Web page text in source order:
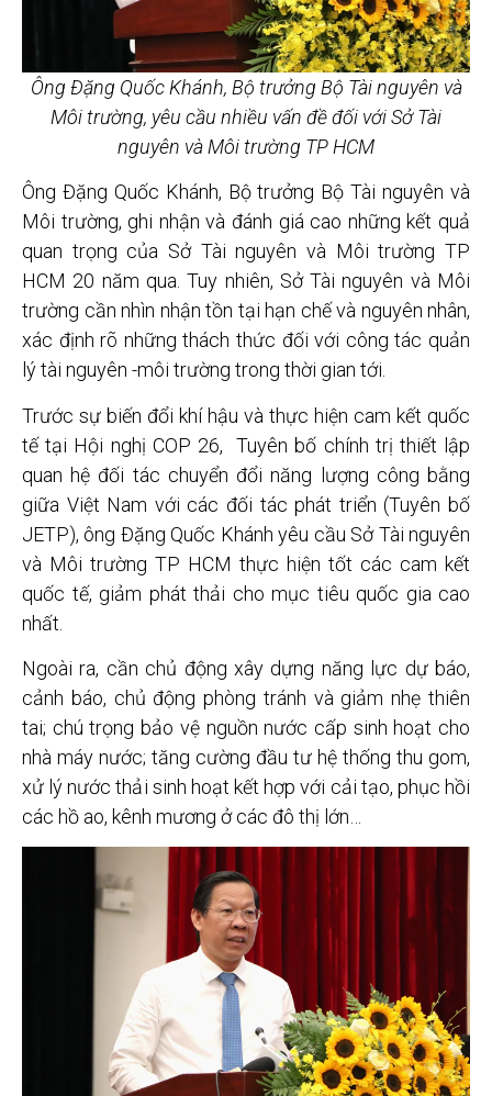
Ông Đặng Quốc Khánh, Bộ trưởng Bộ Tài nguyên và
Môi trường, yêu cầu nhiều vấn đề đối với Sở Tài
nguyên và Môi trường TP HCM
Ông Đặng Quốc Khánh, Bộ trưởng Bộ Tài nguyên và
Môi trường, ghi nhận và đánh giá cao những kết quả
quan trọng của Sở Tài nguyên và Môi trường TP
HCM 20 năm qua. Tuy nhiên, Sở Tài nguyên và Môi
trường cần nhìn nhận tồn tại hạn chế và nguyên nhân,
xác định rõ những thách thức đối với công tác quản
lý tài nguyên -môi trường trong thời gian tới.
Trước sự biến đổi khí hậu và thực hiện cam kết quốc
tế tại Hội nghị COP 26, Tuyên bố chính trị thiết lập
quan hệ đối tác chuyển đổi năng lượng công bằng
giữa Việt Nam với các đối tác phát triển (Tuyên bố
JETP), ông Đặng Quốc Khánh yêu cầu Sở Tài nguyên
và Môi trường TP HCM thực hiện tốt các cam kết
quốc tế, giảm phát thải cho mục tiêu quốc gia cao
nhất.
Ngoài ra, cần chủ động xây dựng năng lực dự báo,
cảnh báo, chủ động phòng tránh và giảm nhẹ thiên
tai; chú trọng bảo vệ nguồn nước cấp sinh hoạt cho
nhà máy nước; tăng cường đầu tư hệ thống thu gom,
xử lý nước thải sinh hoạt kết hợp với cải tạo, phục hồi
các hồ ao, kênh mương ở các đô thị lớn…